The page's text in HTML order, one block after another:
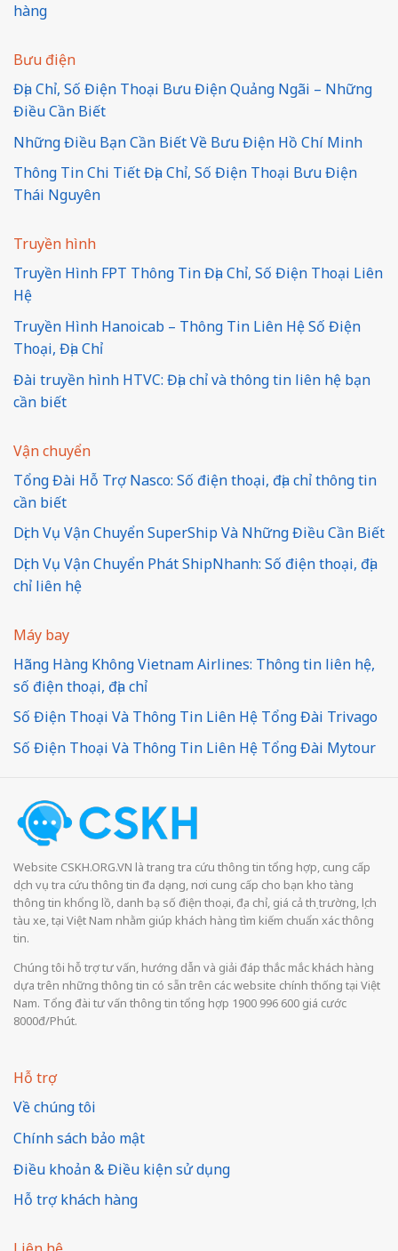
hàng
Bưu điện
Địa Chỉ, Số Điện Thoại Bưu Điện Quảng Ngãi – Những
Điều Cần Biết
Những Điều Bạn Cần Biết Về Bưu Điện Hồ Chí Minh
Thông Tin Chi Tiết Địa Chỉ, Số Điện Thoại Bưu Điện
Thái Nguyên
Truyền hình
Truyền Hình FPT Thông Tin Địa Chỉ, Số Điện Thoại Liên
Hệ
Truyền Hình Hanoicab – Thông Tin Liên Hệ Số Điện
Thoại, Địa Chỉ
Đài truyền hình HTVC: Địa chỉ và thông tin liên hệ bạn
cần biết
Vận chuyển
Tổng Đài Hỗ Trợ Nasco: Số điện thoại, địa chỉ thông tin
cần biết
Dịch Vụ Vận Chuyển SuperShip Và Những Điều Cần Biết
Dịch Vụ Vận Chuyển Phát ShipNhanh: Số điện thoại, địa
chỉ liên hệ
Máy bay
Hãng Hàng Không Vietnam Airlines: Thông tin liên hệ,
số điện thoại, địa chỉ
Số Điện Thoại Và Thông Tin Liên Hệ Tổng Đài Trivago
Số Điện Thoại Và Thông Tin Liên Hệ Tổng Đài Mytour
Website CSKH.ORG.VN là trang tra cứu thông tin tổng hợp, cung cấp
dịch vụ tra cứu thông tin đa dạng, nơi cung cấp cho bạn kho tàng
thông tin khổng lồ, danh bạ số điện thoại, địa chỉ, giá cả thị trường, lịch
tàu xe, tại Việt Nam nhằm giúp khách hàng tìm kiếm chuẩn xác thông
tin.
Chúng tôi hỗ trợ tư vấn, hướng dẫn và giải đáp thắc mắc khách hàng
dựa trên những thông tin có sẵn trên các website chính thống tại Việt
Nam. Tổng đài tư vấn thông tin tổng hợp 1900 996 600 giá cước
8000đ/Phút.
Hỗ trợ
Về chúng tôi
Chính sách bảo mật
Điều khoản & Điều kiện sử dụng
Hỗ trợ khách hàng